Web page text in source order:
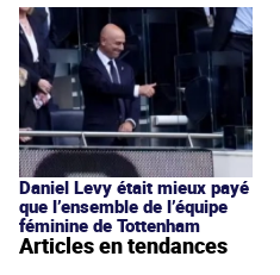
Daniel Levy était mieux payé
que l’ensemble de l’équipe
féminine de Tottenham
Articles en tendances